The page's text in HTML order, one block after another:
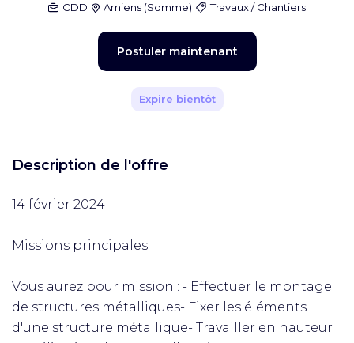
CDD Amiens(Somme) Travaux / Chantiers
Postuler maintenant
Expire bientôt
Description de l'offre
14 février 2024
Missions principales
Vous aurez pour mission : - Effectuer le montage
de structures métalliques- Fixer les éléments
d'une structure métallique- Travailler en hauteur